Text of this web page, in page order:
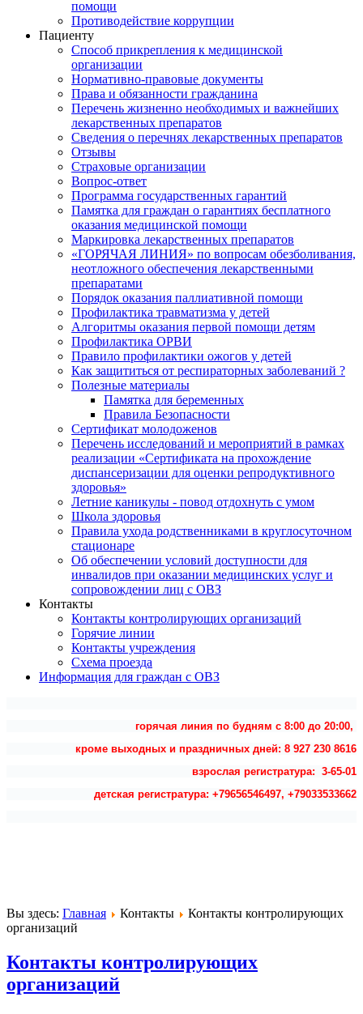
помощи
Противодействие коррупции
Пациенту
Способ прикрепления к медицинской
организации
Нормативно-правовые документы
Права и обязанности гражданина
Перечень жизненно необходимых и важнейших
лекарственных препаратов
Сведения о перечнях лекарственных препаратов
Отзывы
Страховые организации
Вопрос-ответ
Программа государственных гарантий
Памятка для граждан о гарантиях бесплатного
оказания медицинской помощи
Маркировка лекарственных препаратов
«ГОРЯЧАЯ ЛИНИЯ» по вопросам обезболивания,
неотложного обеспечения лекарственными
препаратами
Порядок оказания паллиативной помощи
Профилактика травматизма у детей
Алгоритмы оказания первой помощи детям
Профилактика ОРВИ
Правило профилактики ожогов у детей
Как защититься от респираторных заболеваний ?
Полезные материалы
Памятка для беременных
Правила Безопасности
Сертификат молодоженов
Перечень исследований и мероприятий в рамках
реализации «Сертификата на прохождение
диспансеризации для оценки репродуктивного
здоровья»
Летние каникулы - повод отдохнуть с умом
Школа здоровья
Правила ухода родственниками в круглосуточном
стационаре
Об обеспечении условий доступности для
инвалидов при оказании медицинских услуг и
сопровождении лиц с ОВЗ
Контакты
Контакты контролирующих организаций
Горячие линии
Контакты учреждения
Схема проезда
Информация для граждан с ОВЗ
горячая линия по будням с 8:00 до 20:00,
кроме выходных и праздничных дней: 8 927 230 8616
взрослая регистратура: 3-65-01
детская регистратура: +79656546497, +79033533662
Вы здесь: Главная Контакты
Контакты контролирующих
организаций
Контакты контролирующих
организаций